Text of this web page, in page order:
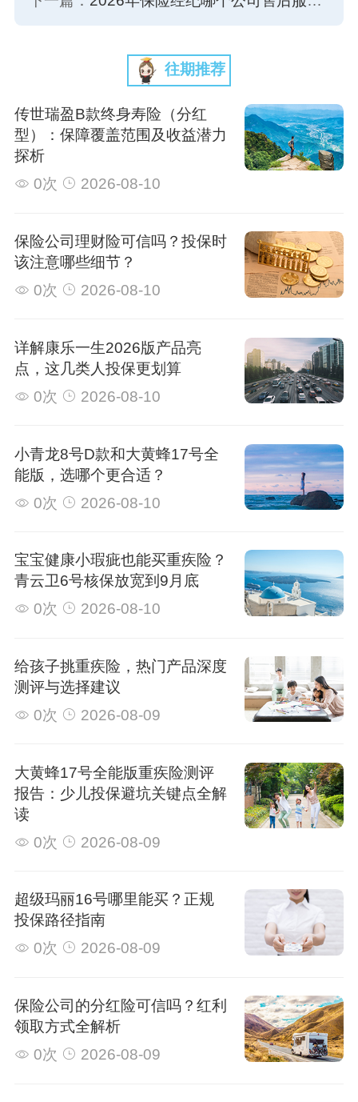
往期推荐
传世瑞盈B款终身寿险（分红
型）：保障覆盖范围及收益潜力
探析
0次
2026-08-10
保险公司理财险可信吗？投保时
该注意哪些细节？
0次
2026-08-10
详解康乐一生2026版产品亮
点，这几类人投保更划算
0次
2026-08-10
小青龙8号D款和大黄蜂17号全
能版，选哪个更合适？
0次
2026-08-10
宝宝健康小瑕疵也能买重疾险？
青云卫6号核保放宽到9月底
0次
2026-08-10
给孩子挑重疾险，热门产品深度
测评与选择建议
0次
2026-08-09
大黄蜂17号全能版重疾险测评
报告：少儿投保避坑关键点全解
读
0次
2026-08-09
超级玛丽16号哪里能买？正规
投保路径指南
0次
2026-08-09
保险公司的分红险可信吗？红利
领取方式全解析
0次
2026-08-09